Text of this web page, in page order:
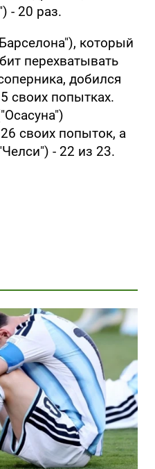
- 20 раз.
который
перехватывать
добился
своих попытках.
своих попыток, а
- 22 из 23.